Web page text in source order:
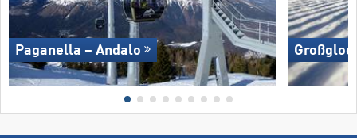
Paganella – Andalo